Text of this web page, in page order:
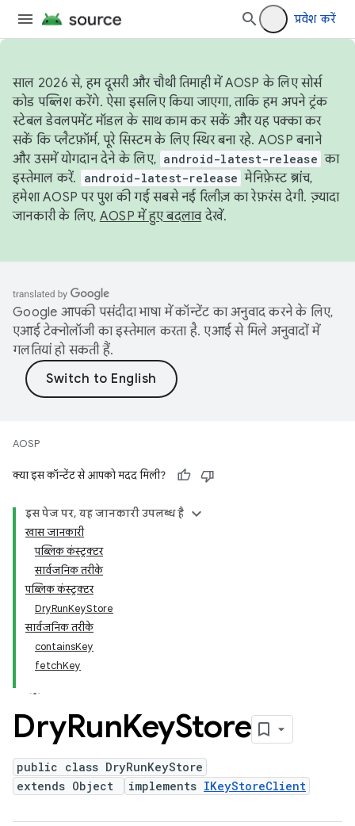
प्रवेश करें
साल 2026 से, हम दूसरी और चौथी तिमाही में AOSP के लिए सोर्स
कोड पब्लिश करेंगे. ऐसा इसलिए किया जाएगा, ताकि हम अपने ट्रंक
स्टेबल डेवलपमेंट मॉडल के साथ काम कर सकें और यह पक्का कर
सकें कि प्लैटफ़ॉर्म, पूरे सिस्टम के लिए स्थिर बना रहे. AOSP बनाने
और उसमें योगदान देने के लिए, android-latest-release का
इस्तेमाल करें.
android-latest-release मेनिफ़ेस्ट ब्रांच,
हमेशा AOSP पर पुश की गई सबसे नई रिलीज़ का रेफ़रंस देगी. ज़्यादा
जानकारी के लिए, AOSP में हुए बदलावदेखें.
Google आपकी पसंदीदा भाषा में कॉन्टेंट का अनुवाद करने के लिए,
एआई टेक्नोलॉजी का इस्तेमाल करता है. एआई से मिले अनुवादों में
गलतियां हो सकती हैं.
AOSP
क्या इस कॉन्टेंट से आपको मदद मिली?
इस पेज पर, यह जानकारी उपलब्ध है
खास जानकारी
पब्लिक कंस्ट्रक्टर
सार्वजनिक तरीके
पब्लिक कंस्ट्रक्टर
DryRunKeyStore
सार्वजनिक तरीके
containsKey
fetchKey
DryRunKeyStore
public class DryRunKeyStore
extends Object
implements IKeyStoreClient